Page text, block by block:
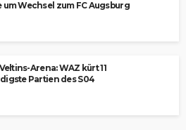
um Wechsel zum FC Augsburg
Arena: WAZ kürt 11
Partien des S04